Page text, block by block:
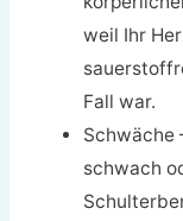
weil Ihr
Fall war.
Schwäche
schwach